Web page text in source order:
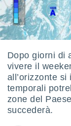
i
ACCETTA
CONTINUA
Dopo giorni di
vivere il
all’orizzonte
temporali
zone del
succederà.